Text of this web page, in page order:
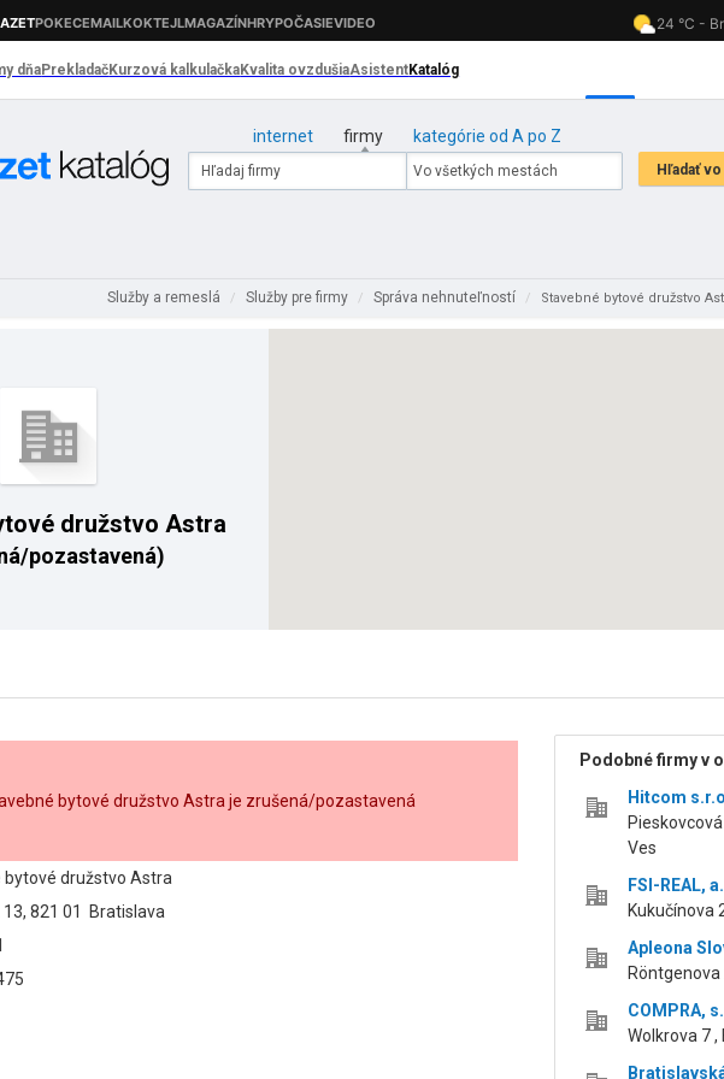
internet firmy kategórie od A po Z
Služby a remeslá / Služby pre firmy / Správa nehnuteľností / Stavebné bytové družstvo
družstvo Astra
pozastavená)
bytové družstvo Astra je zrušená/pozastavená
bytové družstvo Astra
13, 821 01 Bratislava
Podobné firmy v
Hitcom
Ves
FSI-REAL,
Kukučínova
Apleona
COMPRA,
Wolkrova 7